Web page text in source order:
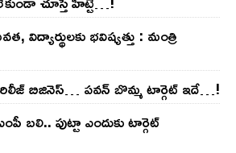
విద్యార్థుల‌కు భ‌విష్య‌త్తు : మంత్రి
రిలీజ్ బిజినెస్‌… ప‌వ‌న్ బొమ్మ టార్గెట్ ఇదే…!
బలి.. పుట్టా ఎందుకు టార్గెట్